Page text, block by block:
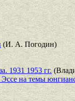
(И. А. Погодин)
1931 1953 гг.
на темы